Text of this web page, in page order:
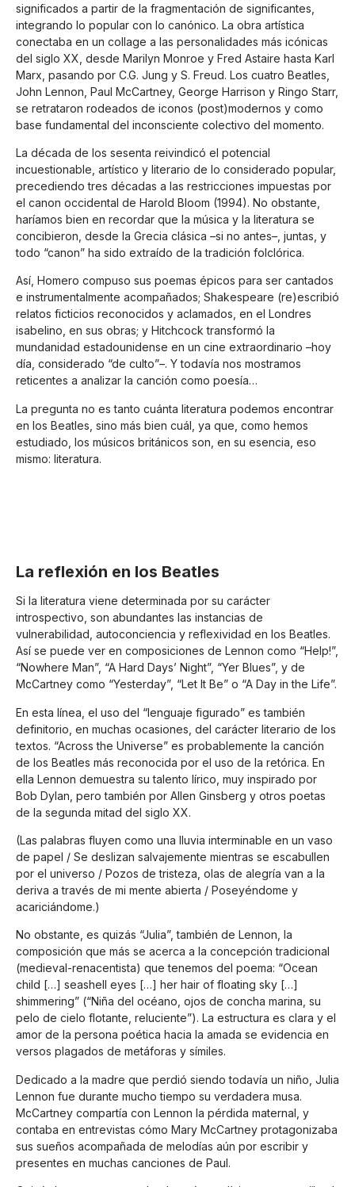
significados a partir de la fragmentación de significantes,
integrando lo popular con lo canónico. La obra artística
conectaba en un collage a las personalidades más icónicas
del siglo XX, desde Marilyn Monroe y Fred Astaire hasta Karl
Marx, pasando por C.G. Jung y S. Freud. Los cuatro Beatles,
John Lennon, Paul McCartney, George Harrison y Ringo Starr,
se retrataron rodeados de iconos (post)modernos y como
base fundamental del inconsciente colectivo del momento.
La década de los sesenta reivindicó el potencial
incuestionable, artístico y literario de lo considerado popular,
precediendo tres décadas a las restricciones impuestas por
el canon occidental de Harold Bloom (1994). No obstante,
haríamos bien en recordar que la música y la literatura se
concibieron, desde la Grecia clásica –si no antes–, juntas, y
todo “canon” ha sido extraído de la tradición folclórica.
Así, Homero compuso sus poemas épicos para ser cantados
e instrumentalmente acompañados; Shakespeare (re)escribió
relatos ficticios reconocidos y aclamados, en el Londres
isabelino, en sus obras; y Hitchcock transformó la
mundanidad estadounidense en un cine extraordinario –hoy
día, considerado “de culto”–. Y todavía nos mostramos
reticentes a analizar la canción como poesía…
La pregunta no es tanto cuánta literatura podemos encontrar
en los Beatles, sino más bien cuál, ya que, como hemos
estudiado, los músicos británicos son, en su esencia, eso
mismo: literatura.
La reflexión en los Beatles
Si la literatura viene determinada por su carácter
introspectivo, son abundantes las instancias de
vulnerabilidad, autoconciencia y reflexividad en los Beatles.
Así se puede ver en composiciones de Lennon como “Help!”,
“Nowhere Man”, “A Hard Days’ Night”, “Yer Blues”, y de
McCartney como “Yesterday”, “Let It Be” o “A Day in the Life”.
En esta línea, el uso del “lenguaje figurado” es también
definitorio, en muchas ocasiones, del carácter literario de los
textos. “Across the Universe” es probablemente la canción
de los Beatles más reconocida por el uso de la retórica. En
ella Lennon demuestra su talento lírico, muy inspirado por
Bob Dylan, pero también por Allen Ginsberg y otros poetas
de la segunda mitad del siglo XX.
(Las palabras fluyen como una lluvia interminable en un vaso
de papel / Se deslizan salvajemente mientras se escabullen
por el universo / Pozos de tristeza, olas de alegría van a la
deriva a través de mi mente abierta / Poseyéndome y
acariciándome.)
No obstante, es quizás “Julia”, también de Lennon, la
composición que más se acerca a la concepción tradicional
(medieval-renacentista) que tenemos del poema: “Ocean
child […] seashell eyes […] her hair of floating sky […]
shimmering” (“Niña del océano, ojos de concha marina, su
pelo de cielo flotante, reluciente”). La estructura es clara y el
amor de la persona poética hacia la amada se evidencia en
versos plagados de metáforas y símiles.
Dedicado a la madre que perdió siendo todavía un niño, Julia
Lennon fue durante mucho tiempo su verdadera musa.
McCartney compartía con Lennon la pérdida maternal, y
contaba en entrevistas cómo Mary McCartney protagonizaba
sus sueños acompañada de melodías aún por escribir y
presentes en muchas canciones de Paul.